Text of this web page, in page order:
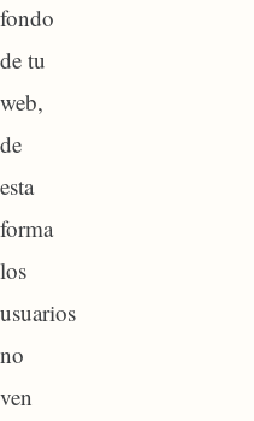
fondo
de tu
web,
de
esta
forma
los
usuarios
no
ven